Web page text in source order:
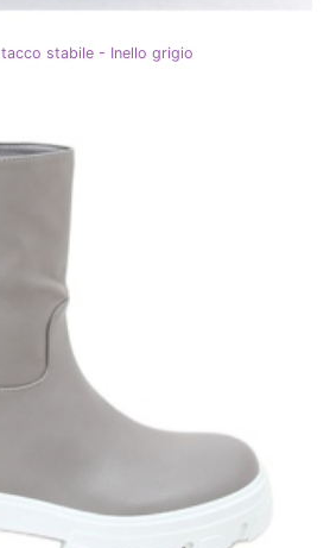
stabile - Inello grigio